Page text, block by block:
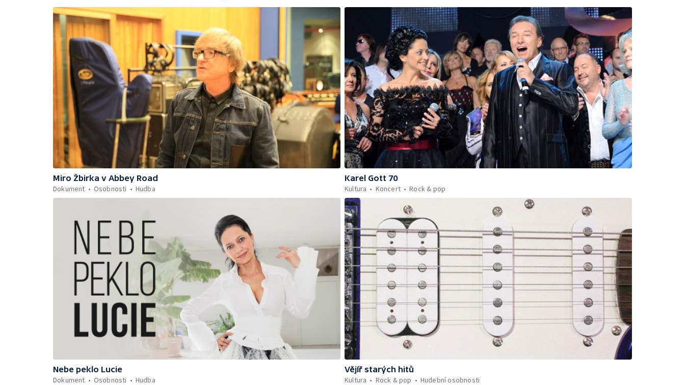
Miro Žbirka v Abbey Road
Dokument
Osobnosti Hudba
Karel Gott 70
Kultura
Koncert Rock & pop
Nebe peklo Lucie
Dokument
Osobnosti Hudba
Vějíř starých hitů
Kultura
Rock & pop Hudební osobnosti